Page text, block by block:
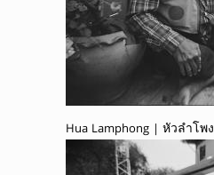
Hua Lamphong | หัวลำโพง